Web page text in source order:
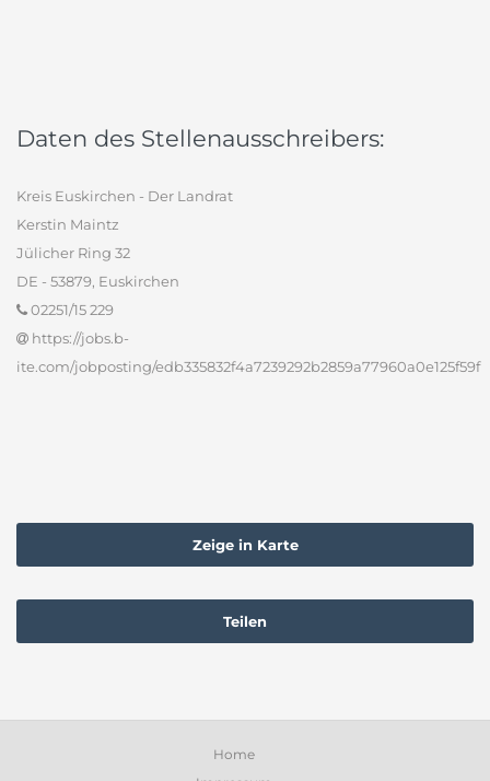
Daten des Stellenausschreibers:
Kreis Euskirchen - Der Landrat
Kerstin Maintz
Jülicher Ring 32
DE - 53879, Euskirchen
02251/15 229
https://jobs.b-
ite.com/jobposting/edb335832f4a7239292b2859a77960a0e125f59f
Zeige in Karte
Teilen
Home